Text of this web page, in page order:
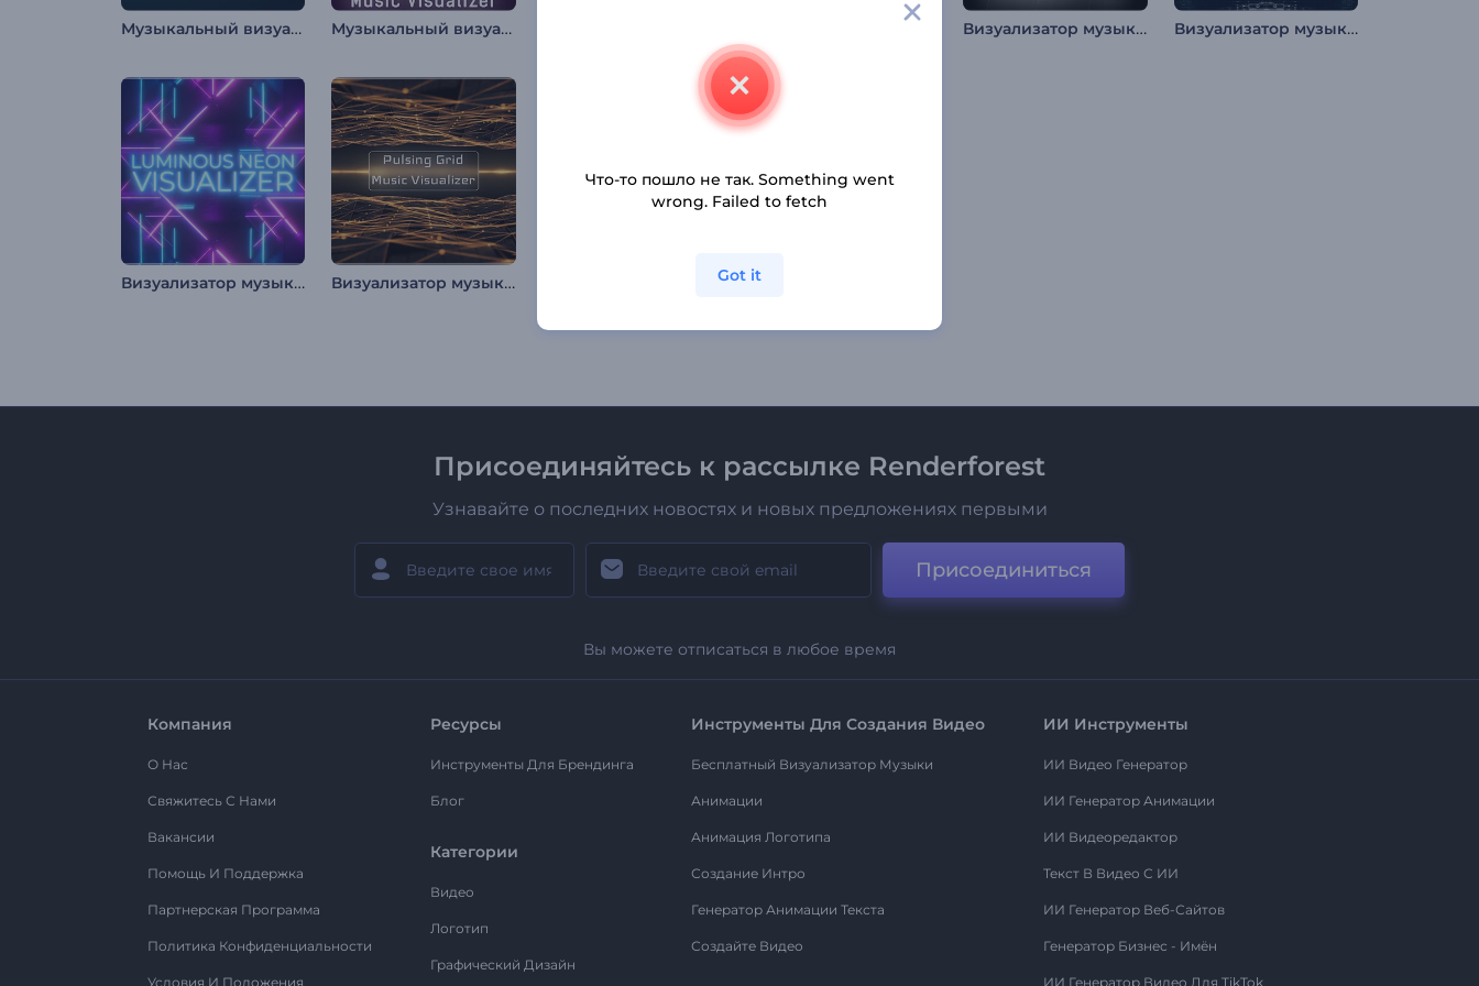
Музыкальный визуализатор "Ритмичные биты" Музыкальный визуализатор "Кибер Биты" Визуализатор музыки "Ритмичный автомобиль" Визуализатор музыки: Пульсирующие частицы
Визуализатор музыки: Неоновый свет Визуализатор музыки с пульсирующей сеткой Ретро Кассетный Музыкальный Визуализатор
Присоединяйтесь к рассылке Renderforest
Узнавайте о последних новостях и новых предложениях первыми
Присоединиться
Вы можете отписаться в любое время
Компания
О Нас
Свяжитесь С Нами
Вакансии
Помощь И Поддержка
Партнерская Программа
Политика Конфиденциальности
Условия И Положения
Ресурсы
Инструменты Для Брендинга
Блог
Категории
Видео
Логотип
Графический Дизайн
Инструменты Для Создания Видео
Бесплатный Визуализатор Музыки
Анимации
Анимация Логотипа
Создание Интро
Генератор Анимации Текста
Создайте Видео
ИИ Инструменты
ИИ Видео Генератор
ИИ Генератор Анимации
ИИ Видеоредактор
Текст В Видео С ИИ
ИИ Генератор Веб-Сайтов
Генератор Бизнес - Имён
ИИ Генератор Видео Для TikTok
Что-то пошло не так. Something went
wrong. Failed to fetch
Got it